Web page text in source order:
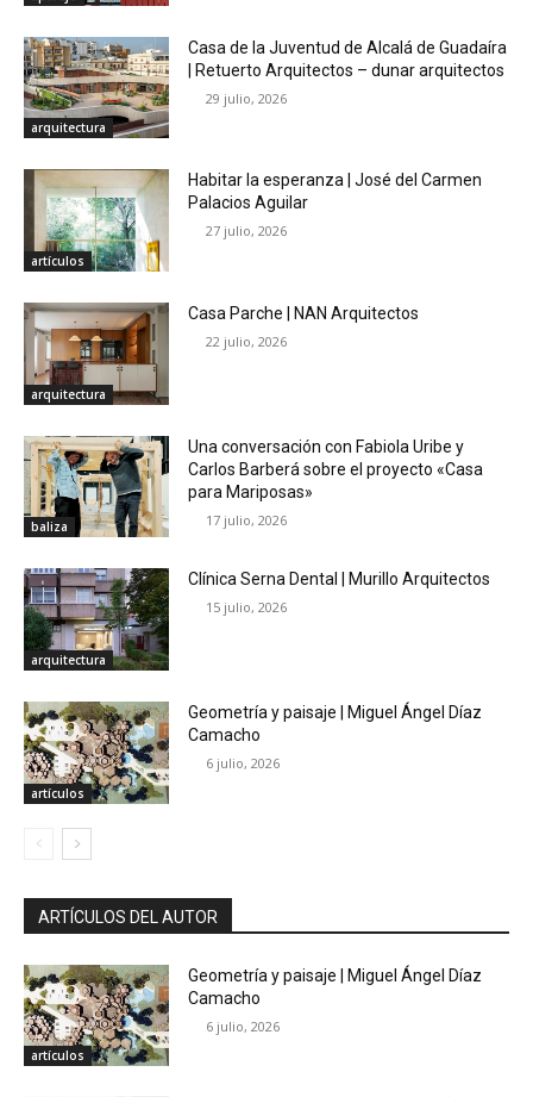
arquitectura
Casa de la Juventud de Alcalá de Guadaíra
| Retuerto Arquitectos – dunar arquitectos
29 julio, 2026
artículos
Habitar la esperanza | José del Carmen
Palacios Aguilar
27 julio, 2026
arquitectura
Casa Parche | NAN Arquitectos
22 julio, 2026
baliza
Una conversación con Fabiola Uribe y
Carlos Barberá sobre el proyecto «Casa
para Mariposas»
17 julio, 2026
arquitectura
Clínica Serna Dental | Murillo Arquitectos
15 julio, 2026
artículos
Geometría y paisaje | Miguel Ángel Díaz
Camacho
6 julio, 2026
ARTÍCULOS DEL AUTOR
artículos
Geometría y paisaje | Miguel Ángel Díaz
Camacho
6 julio, 2026